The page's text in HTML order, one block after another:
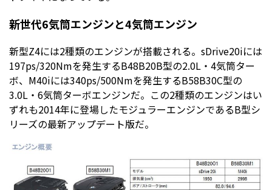
新世代6気筒エンジンと4気筒エンジン
新型Z4には2種類のエンジンが搭載される。sDrive20iには
197ps/320Nmを発生するB48B20B型の2.0L・4気筒ター
ボ、M40iには340ps/500Nmを発生するB58B30C型の
3.0L・6気筒ターボエンジンだ。この2種類のエンジンはい
ずれも2014年に登場したモジュラーエンジンであるB型シ
リーズの最新アップデート版だ。